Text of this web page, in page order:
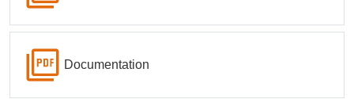
Documentation